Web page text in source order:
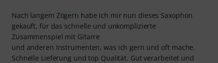
Nach langem Zögern habe ich mir nun dieses Saxophon
gekauft, für das schnelle und unkomplizierte
Zusammenspiel mit Gitarre
und anderen Instrumenten, was ich gern und oft mache.
Schnelle Lieferung und top Qualität. Gut verarbeitet und